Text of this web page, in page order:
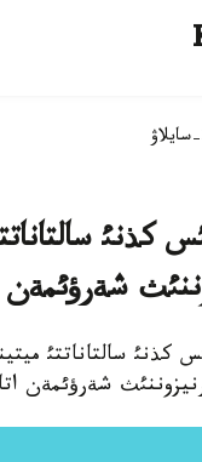
كذنئ
شةرؤئمةن
سالتاناتتئ
شةرؤئمةن